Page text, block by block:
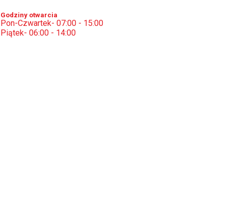
Godziny otwarcia
Pon-Czwartek- 07:00 - 15:00
Piątek- 06:00 - 14:00